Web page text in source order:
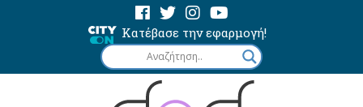
Κατέβασε την εφαρμογή!